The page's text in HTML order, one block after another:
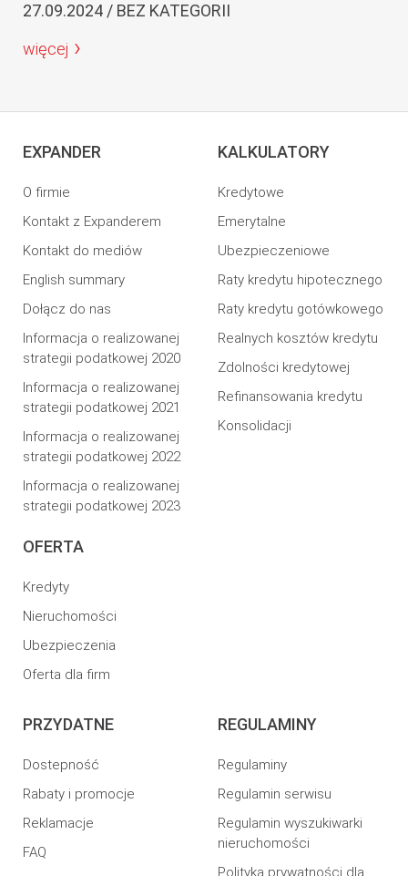
27.09.2024 / BEZ KATEGORII
więcej
EXPANDER
O firmie
Kontakt z Expanderem
Kontakt do mediów
English summary
Dołącz do nas
Informacja o realizowanej
strategii podatkowej 2020
Informacja o realizowanej
strategii podatkowej 2021
Informacja o realizowanej
strategii podatkowej 2022
Informacja o realizowanej
strategii podatkowej 2023
OFERTA
Kredyty
Nieruchomości
Ubezpieczenia
Oferta dla firm
KALKULATORY
Kredytowe
Emerytalne
Ubezpieczeniowe
Raty kredytu hipotecznego
Raty kredytu gotówkowego
Realnych kosztów kredytu
Zdolności kredytowej
Refinansowania kredytu
Konsolidacji
PRZYDATNE
Dostepność
Rabaty i promocje
Reklamacje
FAQ
REGULAMINY
Regulaminy
Regulamin serwisu
Regulamin wyszukiwarki
nieruchomości
Polityka prywatności dla